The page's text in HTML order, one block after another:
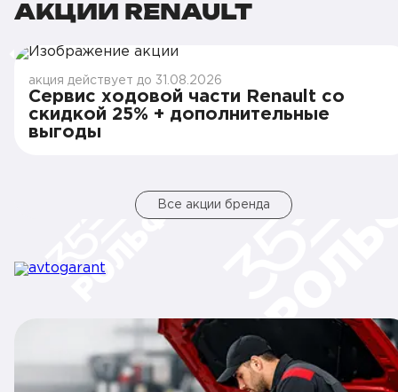
АКЦИИ RENAULT
акция действует до 31.08.2026
Сервис ходовой части Renault со
скидкой 25% + дополнительные
выгоды
Все акции бренда